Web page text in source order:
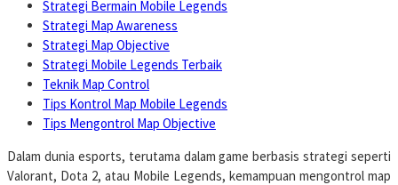
Strategi Bermain Mobile Legends
Strategi Map Awareness
Strategi Map Objective
Strategi Mobile Legends Terbaik
Teknik Map Control
Tips Kontrol Map Mobile Legends
Tips Mengontrol Map Objective
Dalam dunia esports, terutama dalam game berbasis strategi seperti
Valorant, Dota 2, atau Mobile Legends, kemampuan mengontrol map